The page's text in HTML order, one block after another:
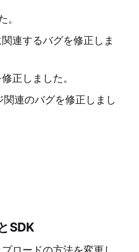
連するバグを修正しま
正しました。
連のバグを修正しまし
SDK